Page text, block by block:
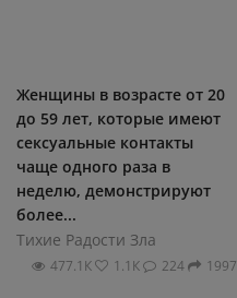
Женщины в возрасте от 20
до 59 лет, которые имеют
сексуальные контакты
чаще одного раза в
неделю, демонстрируют
более...
Тихие Радости Зла
477.1К 1.1К 224 1997